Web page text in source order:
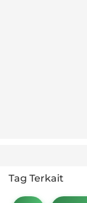
Tag Terkait